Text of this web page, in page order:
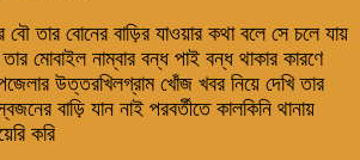
তার বোনের বাড়ির যাওয়ার কথা বলে সে চলে যায়
মোবাইল নাম্বার বন্ধ পাই বন্ধ থাকার কারণে
উত্তরখিলগ্রাম খোঁজ খবর নিয়ে দেখি তার
বাড়ি যান নাই পরবর্তীতে কালকিনি থানায়
করি